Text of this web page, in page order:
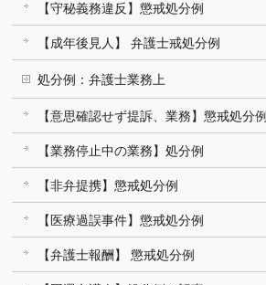
【守秘義務違反】懲戒処分例
【成年後見人】 弁護士戒処分例
処分例：弁護士業務上
【意思確認せず提訴、業務】懲戒処分例
【業務停止中の業務】処分例
【非弁提携】懲戒処分例
【医療過誤事件】懲戒処分例
【弁護士報酬】 懲戒処分例